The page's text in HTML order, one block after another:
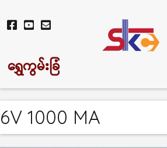
ရွှေကွမ်းခြံ
6V 1000 MA